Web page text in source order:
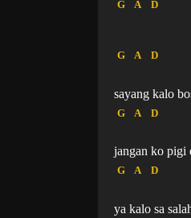
G A D
G A D
sayang kalo
G A D
jangan ko pigi
G A D
ya kalo sa